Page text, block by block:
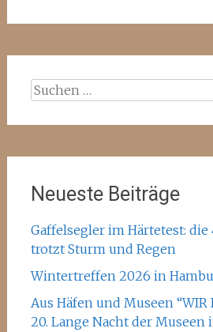
Suchen
Neueste Beiträge
Gaffelsegler im Härtetest: die
trotzt Sturm und Regen
Wintertreffen 2026 in
Aus Häfen und Museen “WIR
20. Lange Nacht der Museen